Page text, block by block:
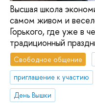
Высшая школа
самом живом и
Горького, где уже в
традиционный
Свободное общение
приглашение к участию
День Вышки